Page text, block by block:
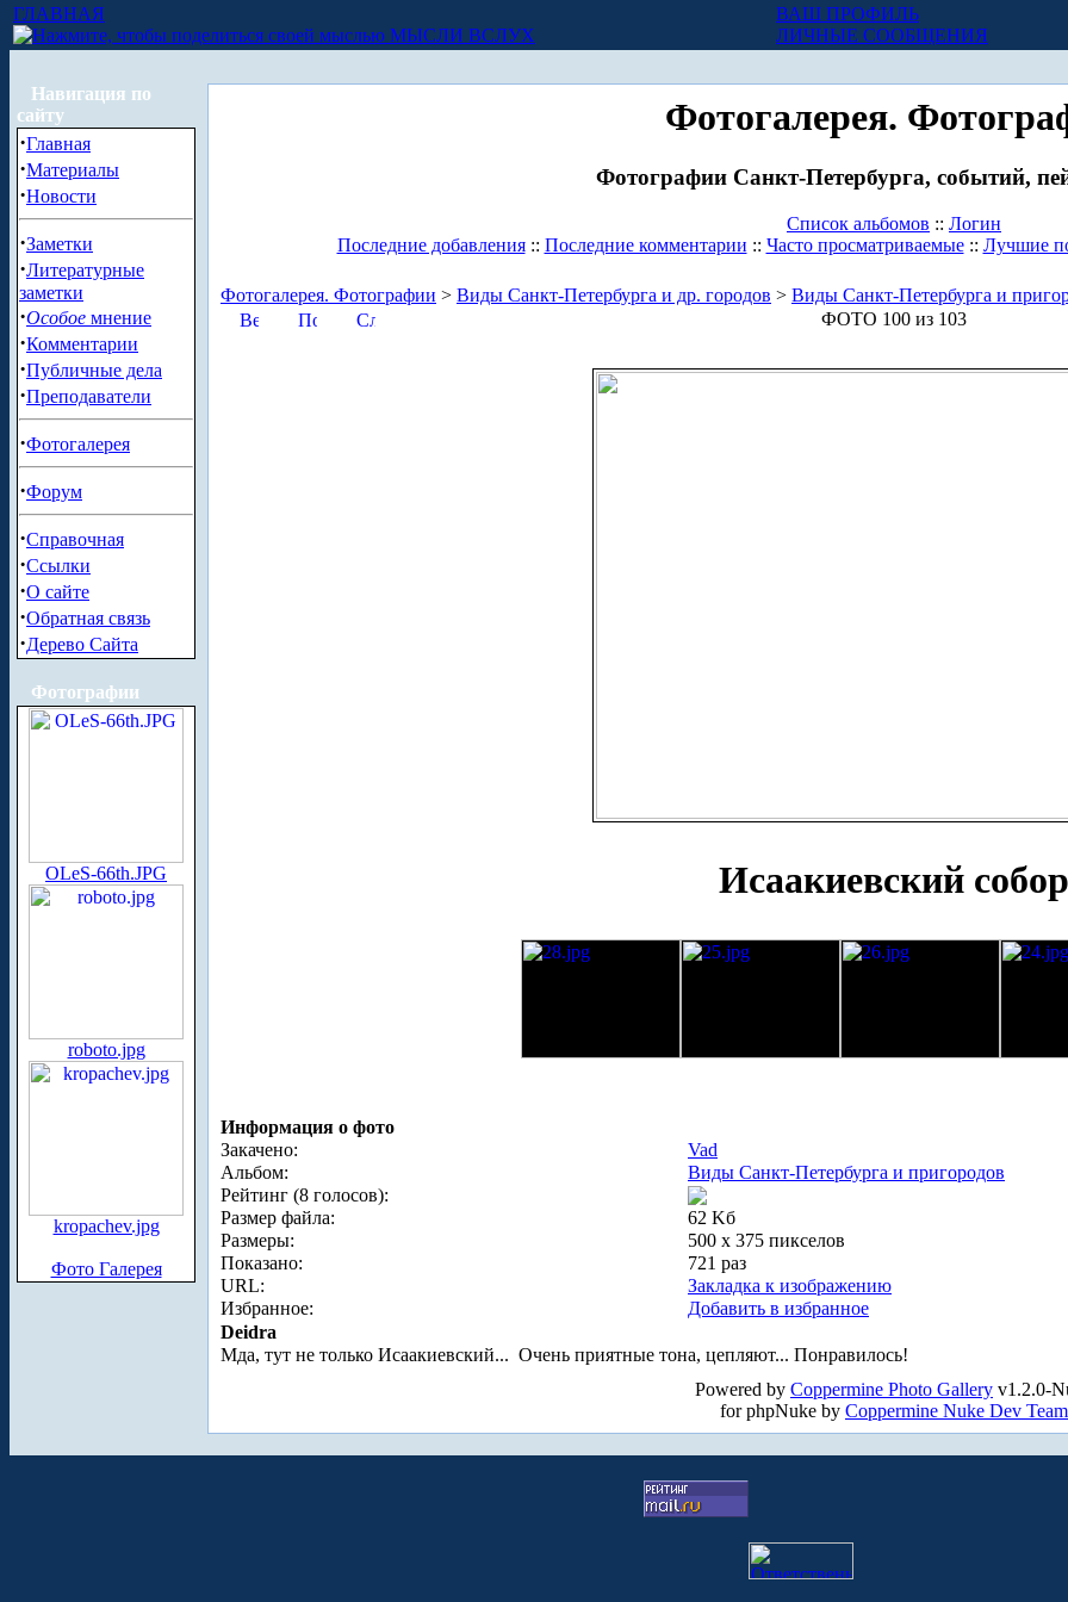
ГЛАВНАЯ
МЫСЛИ ВСЛУХ
ВАШ ПРОФИЛЬ
ЛИЧНЫЕ СООБЩЕНИЯ
Навигация по
сайту
·Главная
·Материалы
·Новости
·Заметки
·Литературные
заметки
·Особое мнение
·Комментарии
·Публичные дела
·Преподаватели
·Фотогалерея
·Форум
·Справочная
·Ссылки
·О сайте
·Обратная связь
·Дерево Сайта
Фотографии
OLeS-66th.JPG
roboto.jpg
kropachev.jpg
Фото Галерея
Фотогалерея.
Фотографии Санкт-Петербурга, событий,
Список альбомов :: Логин
Последние добавления:: Последние комментарии :: Часто просматриваемые:: Лучшие
Фотогалерея. Фотографии > Виды Санкт-Петербурга и др. городов > Виды Санкт-Петербурга и
ФОТО 100 из 103
Исаакиевский собор
Информация о фото
Закачено:
Vad
Альбом:
Виды Санкт-Петербурга и пригородов
Рейтинг (8 голосов):
Размер файла:
62 Kб
Размеры:
500 x 375 пикселов
Показано:
721 раз
URL:
Закладка к изображению
Избранное:
Добавить в избранное
Deidra
Мда, тут не только Исаакиевский... Очень приятные тона, цепляют... Понравилось!
Powered by Coppermine Photo Gallery v1.2.0-
for phpNuke by Coppermine Nuke Dev Team